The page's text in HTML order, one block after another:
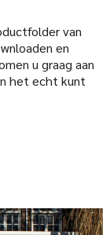
van
en
u graag aan
het echt kunt